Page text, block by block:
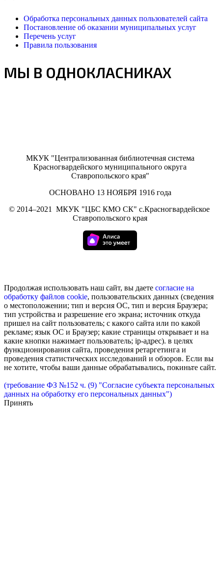
Обработка персональных данных пользователей сайта
Постановление об оказании муниципальных услуг
Перечень услуг
Правила пользования
МЫ В ОДНОКЛАСНИКАХ
МКУК "Централизованная библиотечная система
Красногвардейского муниципального округа
Ставропольского края"
ОСНОВАНО 13 НОЯБРЯ 1916 года
© 2014–2021
МКУK "ЦБС КМО СК" с.Красногвардейское
Ставропольского края
Продолжая использовать наш сайт, вы даете согласие на
обработку файлов cookie, пользовательских данных (сведения
о местоположении; тип и версия ОС, тип и версия Браузера;
тип устройства и разрешение его экрана; источник откуда
пришел на сайт пользователь; с какого сайта или по какой
рекламе; язык ОС и Браузер; какие страницы открывает и на
какие кнопки нажимает пользователь; ip-адрес). в целях
функционирования сайта, проведения ретаргетинга и
проведения статистических исследований и обзоров. Если вы
не хотите, чтобы ваши данные обрабатывались, покиньте сайт.
(требование ФЗ №152 ч. (9) "Согласие субъекта персональных
данных на обработку его персональных данных")
Принять